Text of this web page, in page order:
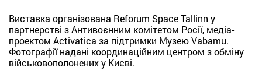
Виставка організована Reforum Space Tallinn у
партнерстві з Антивоєнним комітетом Росії, медіа-
проектом Activatica за підтримки Музею Vabamu.
Фотографії надані координаційним центром з обміну
військовополонених у Києві.